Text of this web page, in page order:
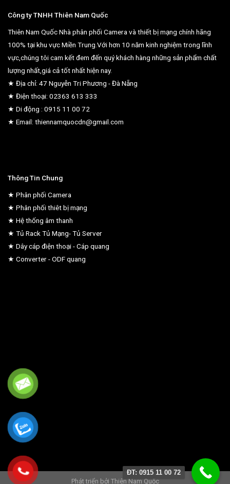
Công ty TNHH Thiên Nam Quốc
Thiên Nam Quốc Nhà phân phối Camera và thiết bị mạng chính hãng
100% tại khu vực Miền Trung.Với hơn 10 năm kinh nghiệm trong lĩnh
vực,chúng tôi cam kết đem đến quý khách hàng những sản phẩm chất
lượng nhất,giá cả tốt nhất hiện nay.
★ Địa chỉ: 47 Nguyễn Tri Phương - Đà Nẵng
★ Điện thoại: 02363 613 333
★ Di động : 0915 11 00 72
★ Email: thiennamquocdn@gmail.com
Thông Tin Chung
★ Phân phối Camera
★ Phân phối thiêt bị mạng
★ Hệ thống âm thanh
★ Tủ Rack Tủ Mạng- Tủ Server
★ Dây cáp điện thoại - Cáp quang
★ Converter - ODF quang
Phát triển bởi Thiên Nam Quốc
ĐT: 0915 11 00 72